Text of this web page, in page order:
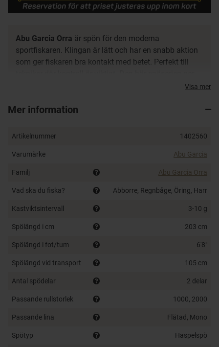
Abu Garcia Orra är spön för den moderna
sportfiskaren. Klingan är lätt och har en snabb aktion
som ger fiskaren bra kontakt med betet. Perfekt till
24T-kolfiberklinga med snabb aktion
Lätta spöringar i rostfritt stål
Handtag i högdensitets-EVA
Visa mer
Mer information
Artikelnummer 1402560
Varumärke Abu Garcia
Familj Abu Garcia Orra
Vad ska du fiska? Abborre, Regnbåge, Öring, Harr
Kastviktsintervall 3-10 g
Spölängd i cm 203 cm
Spölängd i fot/tum 6'8"
Spölängd vid transport 105 cm
Antal spödelar 2 delar
Passande rullstorlek 1000, 2000
Passande lina Flätad, Mono
Spötyp Haspelspö